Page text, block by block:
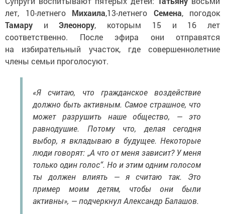
лет, 10-летнего Михаила,13-летнего Семена, погодок
Тамару иЭлеонору, которым 15 и 16 лет
соответственно. После эфира они отправятся
на избирательный участок, где совершеннолетние
члены семьи проголосуют.
«Я считаю, что гражданское воздействие
должно быть активным. Самое страшное, что
может разрушить наше общество, — это
равнодушие. Потому что, делая сегодня
выбор, я вкладываю в будущее. Некоторые
люди говорят: „А что от меня зависит? У меня
только один голос“. Но и этим одним голосом
ты должен влиять — я считаю так. Это
пример моим детям, чтобы они были
активны», — подчеркнул Александр Балашов.